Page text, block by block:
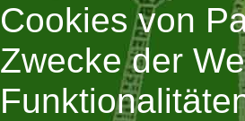
Cookies von
Zwecke der